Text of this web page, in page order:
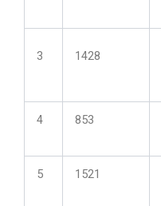
3 1428
4 853
5 1521